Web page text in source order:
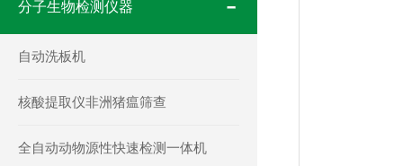
分子生物检测仪器
自动洗板机
核酸提取仪非洲猪瘟筛查
全自动动物源性快速检测一体机